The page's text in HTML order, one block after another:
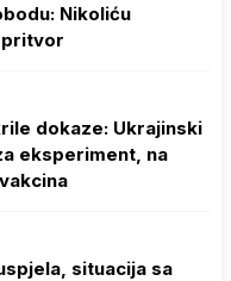
Nikoliću
dokaze: Ukrajinski
eksperiment, na
situacija sa